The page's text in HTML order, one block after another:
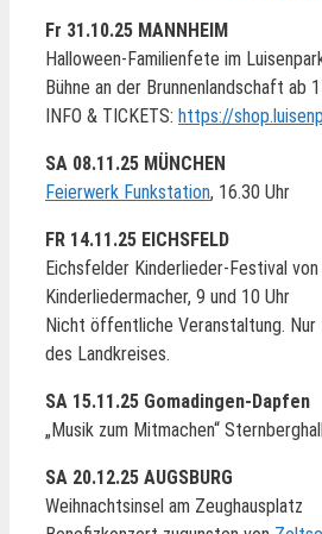
Fr 31.10.25 MANNHEIM
Halloween-Familienfete im
Bühne an der Brunnenlandschaft ab
INFO & TICKETS: https://
SA 08.11.25 MÜNCHEN
Feierwerk Funkstation, 16.30 Uhr
FR 14.11.25 EICHSFELD
Eichsfelder Kinderlieder-Festival
Kinderliedermacher, 9 und 10 Uhr
Nicht öffentliche Veranstaltung. Nur
des Landkreises.
SA 15.11.25 Gomadingen-Dapfen
„Musik zum Mitmachen“
SA 20.12.25 AUGSBURG
Weihnachtsinsel am Zeughausplatz